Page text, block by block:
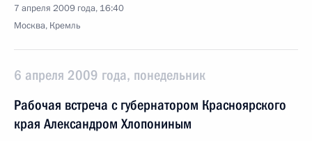
7 апреля 2009 года, 16:40
Москва, Кремль
6 апреля 2009 года, понедельник
Рабочая встреча с губернатором Красноярского
края Александром Хлопониным